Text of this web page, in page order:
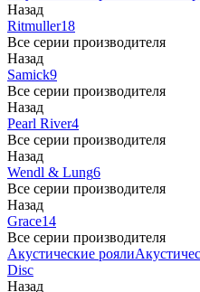
Назад
Ritmuller18
Все серии производителя
Назад
Samick9
Все серии производителя
Назад
Pearl River4
Все серии производителя
Назад
Wendl & Lung6
Все серии производителя
Назад
Grace14
Все серии производителя
Акустические рояли
Disc
Назад